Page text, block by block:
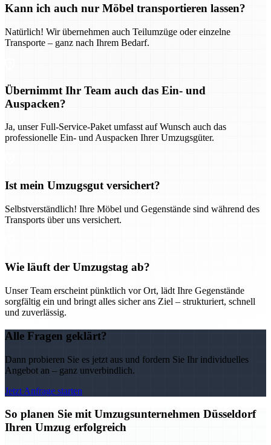
Kann ich auch nur Möbel transportieren lassen?
Natürlich! Wir übernehmen auch Teilumzüge oder einzelne
Transporte – ganz nach Ihrem Bedarf.
Übernimmt Ihr Team auch das Ein- und
Auspacken?
Ja, unser Full-Service-Paket umfasst auf Wunsch auch das
professionelle Ein- und Auspacken Ihrer Umzugsgüter.
Ist mein Umzugsgut versichert?
Selbstverständlich! Ihre Möbel und Gegenstände sind während des
Transports über uns versichert.
Wie läuft der Umzugstag ab?
Unser Team erscheint pünktlich vor Ort, lädt Ihre Gegenstände
sorgfältig ein und bringt alles sicher ans Ziel – strukturiert, schnell
und zuverlässig.
Alle Fragen geklärt?
Dann probieren Sie es jetzt aus und fordern Sie Ihr individuelles
Angebot an – ganz unverbindlich.
Jetzt Anfrage starten
So planen Sie mit Umzugsunternehmen Düsseldorf
Ihren Umzug erfolgreich